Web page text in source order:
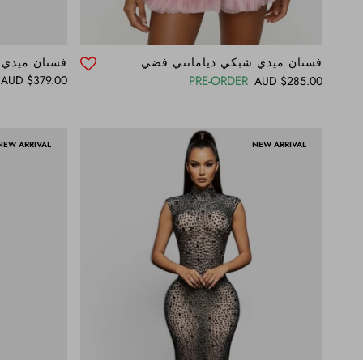
فستان ميدي شبكي ديامانتي فضي
Regular price
$285.00 AUD
PRE-ORDER
فستان
Regular price
$379.00 AUD
NEW ARRIVAL
ARRIVAL